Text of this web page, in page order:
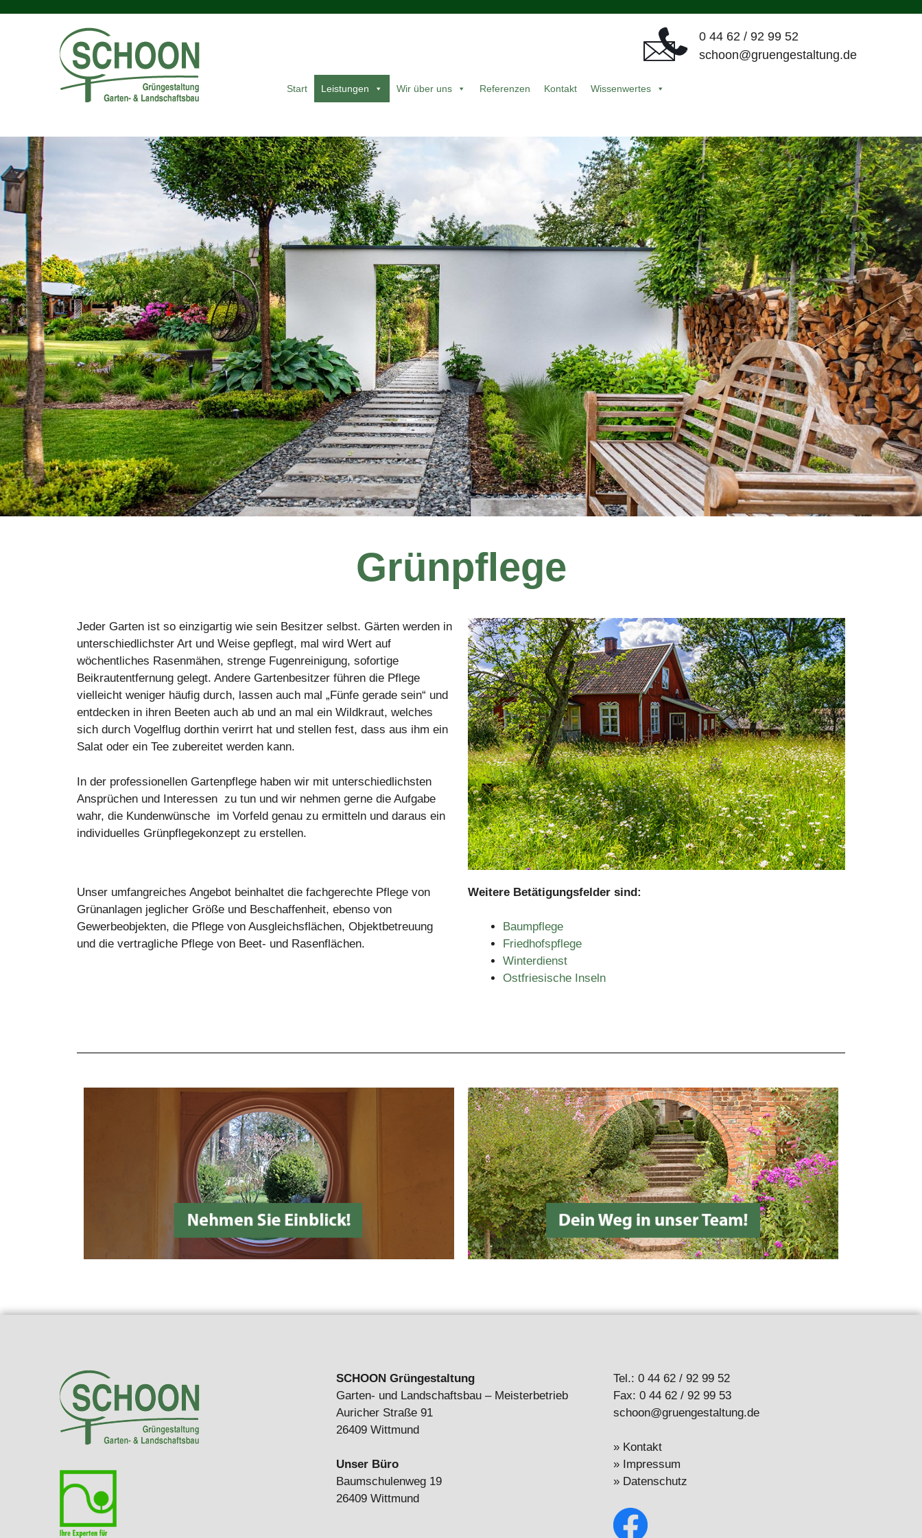
0 44 62 / 92 99 52
schoon@gruengestaltung.de
Start Leistungen Wir über uns Referenzen Kontakt Wissenwertes
Grünpflege
Jeder Garten ist so einzigartig wie sein Besitzer selbst. Gärten werden in
unterschiedlichster Art und Weise gepflegt, mal wird Wert auf
wöchentliches Rasenmähen, strenge Fugenreinigung, sofortige
Beikrautentfernung gelegt. Andere Gartenbesitzer führen die Pflege
vielleicht weniger häufig durch, lassen auch mal „Fünfe gerade sein“ und
entdecken in ihren Beeten auch ab und an mal ein Wildkraut, welches
sich durch Vogelflug dorthin verirrt hat und stellen fest, dass aus ihm ein
Salat oder ein Tee zubereitet werden kann.
In der professionellen Gartenpflege haben wir mit unterschiedlichsten
Ansprüchen und Interessen zu tun und wir nehmen gerne die Aufgabe
wahr, die Kundenwünsche im Vorfeld genau zu ermitteln und daraus ein
individuelles Grünpflegekonzept zu erstellen.
Unser umfangreiches Angebot beinhaltet die fachgerechte Pflege von
Grünanlagen jeglicher Größe und Beschaffenheit, ebenso von
Gewerbeobjekten, die Pflege von Ausgleichsflächen, Objektbetreuung
und die vertragliche Pflege von Beet- und Rasenflächen.
Weitere Betätigungsfelder sind:
Baumpflege
Friedhofspflege
Winterdienst
Ostfriesische Inseln
SCHOON Grüngestaltung
Garten- und Landschaftsbau – Meisterbetrieb
Auricher Straße 91
26409 Wittmund
Unser Büro
Baumschulenweg 19
26409 Wittmund
Tel.: 0 44 62 / 92 99 52
Fax: 0 44 62 / 92 99 53
schoon@gruengestaltung.de
» Kontakt
» Impressum
» Datenschutz